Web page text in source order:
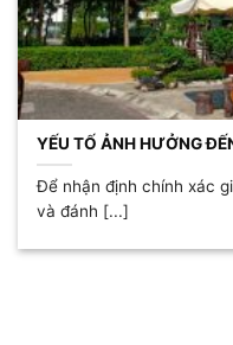
YẾU TỐ ẢNH HƯỞNG
Để nhận định chính xác
và đánh [...]